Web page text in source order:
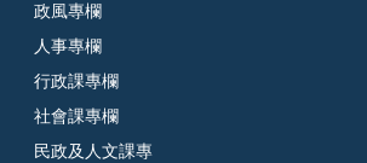
政風專欄
人事專欄
行政課專欄
社會課專欄
民政及人文課專